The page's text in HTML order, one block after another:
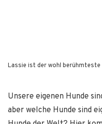
Lassie ist der wohl berühmteste
Unsere eigenen Hunde
aber welche Hunde sind